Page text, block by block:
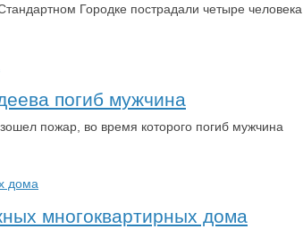
Городке пострадали четыре человека
погиб мужчина
пожар, во время которого погиб мужчина
многоквартирных дома